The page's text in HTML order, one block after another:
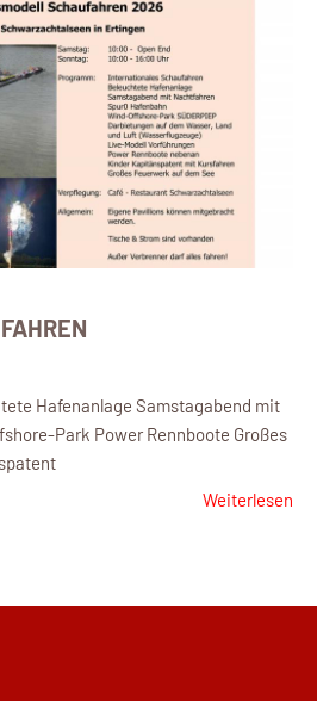
Hafenanlage Samstagabend mit
Park Power Rennboote Großes
Weiterlesen